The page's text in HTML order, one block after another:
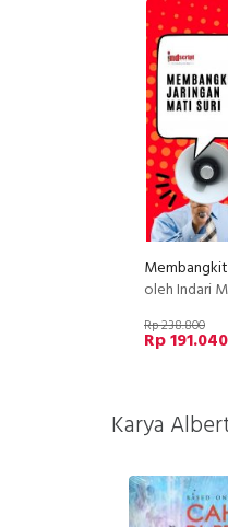
oleh Indari
Rp 238.800
Rp 191.040
Karya